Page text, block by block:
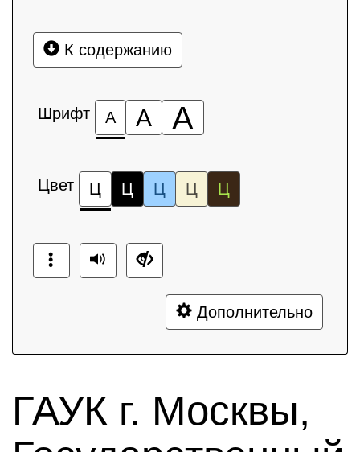
К содержанию
Шрифт А А А
Цвет Ц Ц Ц Ц Ц
Дополнительно
ГАУК г. Москвы,